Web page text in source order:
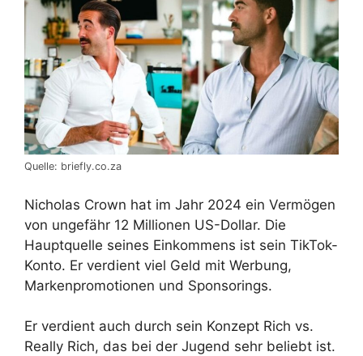
Quelle: briefly.co.za
Nicholas Crown hat im Jahr 2024 ein Vermögen
von ungefähr 12 Millionen US-Dollar. Die
Hauptquelle seines Einkommens ist sein TikTok-
Konto. Er verdient viel Geld mit Werbung,
Markenpromotionen und Sponsorings.
Er verdient auch durch sein Konzept Rich vs.
Really Rich, das bei der Jugend sehr beliebt ist.